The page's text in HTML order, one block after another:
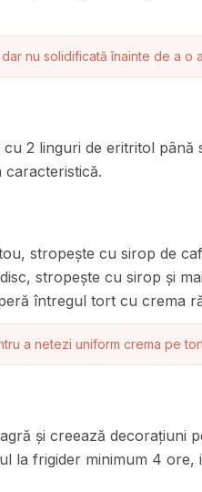
nu solidificată înainte de a o
2 linguri de eritritol până
caracteristică.
stropește cu sirop de
stropește cu sirop și
întregul tort cu crema
a netezi uniform crema pe
și creează decorațiuni
la frigider minimum 4 ore,